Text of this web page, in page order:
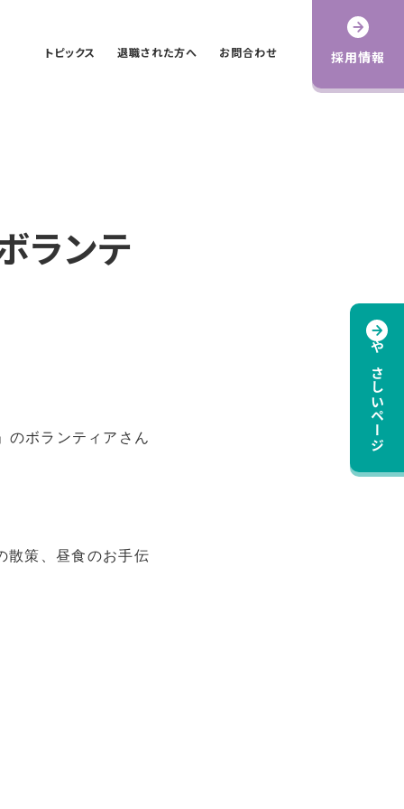
トピックス 退職された方へ お問合わせ 採用情報
やさしいページ
ランテ
のボランティアさん
散策、昼食のお手伝